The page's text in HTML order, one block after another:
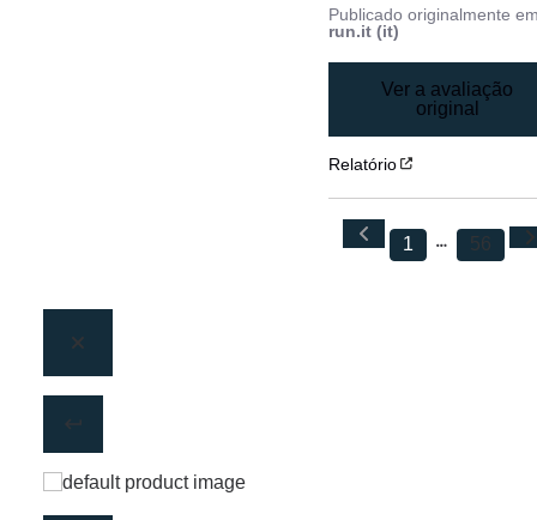
Publicado originalmente
run.it (it)
Ver a avaliação
original
Relatório
1 56